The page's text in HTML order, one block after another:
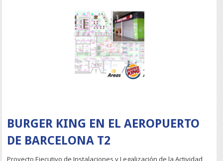
BURGER KING EN EL AEROPUERTO
DE BARCELONA T2
Proyecto Ejecutivo de Instalaciones y Legalización de la Actividad